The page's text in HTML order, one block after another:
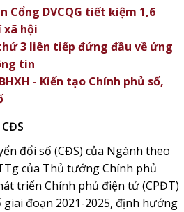
Cổng DVCQG tiết kiệm 1,6
xã hội
3 liên tiếp đứng đầu về ứng
tin
- Kiến tạo Chính phủ số,
đổi số (CĐS) của Ngành theo
của Thủ tướng Chính phủ
triển Chính phủ điện tử (CPĐT)
đoạn 2021-2025, định hướng